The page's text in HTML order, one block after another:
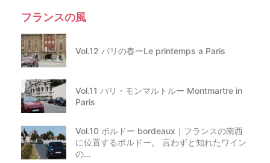
フランスの風
Vol.12 パリの春ーLe printemps a Paris
Vol.11 パリ・モンマルトルー Montmartre in
Paris
Vol.10 ボルドー bordeaux｜フランスの南西
に位置するボルドー。 言わずと知れたワイン
の…